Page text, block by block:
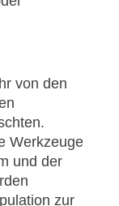
von den
Werkzeuge
und der
zur